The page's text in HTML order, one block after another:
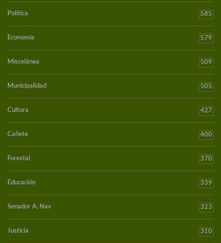
Política 585
Economía 579
Miscelánea 509
Municipalidad 505
Cultura 427
Cañete 400
Forestal 370
Educación 339
Senador A. Nav 323
Justicia 310